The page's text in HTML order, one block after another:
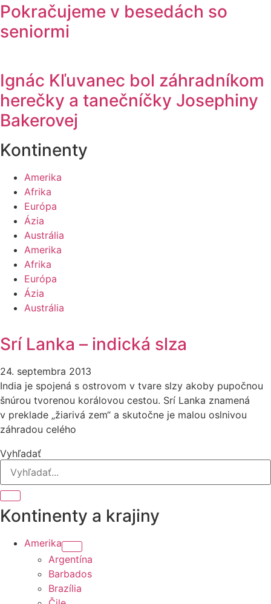
Pokračujeme v besedách so
seniormi
Ignác Kľuvanec bol záhradníkom
herečky a tanečníčky Josephiny
Bakerovej
Kontinenty
Amerika
Afrika
Európa
Ázia
Austrália
Amerika
Afrika
Európa
Ázia
Austrália
Srí Lanka – indická slza
24. septembra 2013
India je spojená s ostrovom v tvare slzy akoby pupočnou
šnúrou tvorenou korálovou cestou. Srí Lanka znamená
v preklade „žiarivá zem“ a skutočne je malou oslnivou
záhradou celého
Vyhľadať
Kontinenty a krajiny
Amerika
Argentína
Barbados
Brazília